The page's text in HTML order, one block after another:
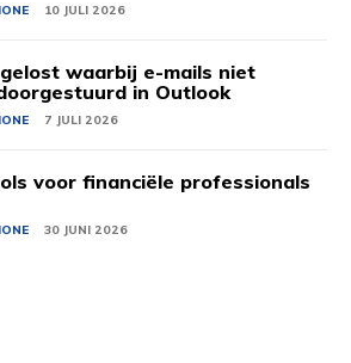
10 JULI 2026
waarbij e-mails niet
in Outlook
7 JULI 2026
voor financiële professionals
30 JUNI 2026